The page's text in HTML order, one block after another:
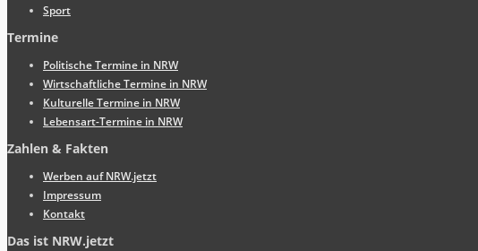
Sport
Termine
Politische Termine in NRW
Wirtschaftliche Termine in NRW
Kulturelle Termine in NRW
Lebensart-Termine in NRW
Zahlen & Fakten
Werben auf NRW.jetzt
Impressum
Kontakt
Das ist NRW.jetzt